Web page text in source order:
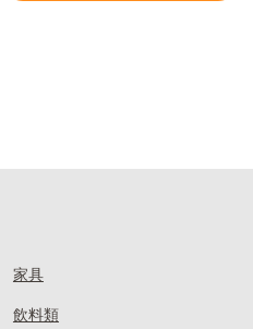
kasaoka_zsy_419_100---
家具
飲料類